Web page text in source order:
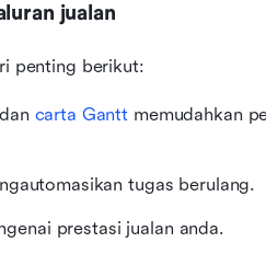
jualan
penting berikut:
carta Gantt memudahkan
tugas berulang.
prestasi jualan anda.